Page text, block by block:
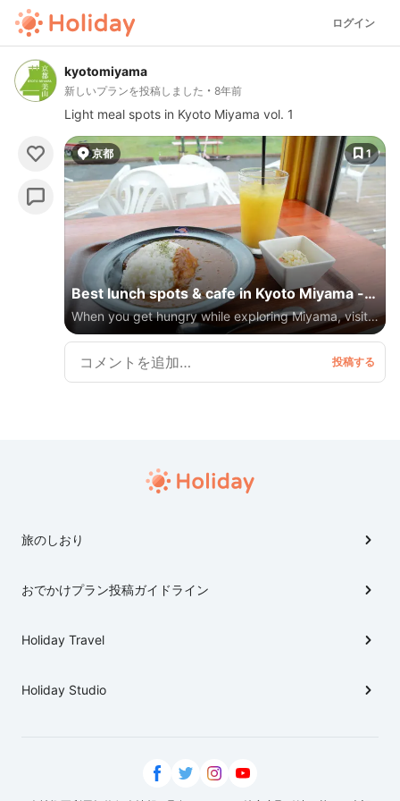
ログイン
kyotomiyama
新しいプランを投稿しました 8年前
Light meal spots in Kyoto Miyama vol. 1
京都 1
Best lunch spots & cafe in Kyoto Miyama -
vol.1
When you get hungry while exploring Miyama, visit
local cafes or restaurants and enjoy light meals and
desserts! Many of them use locally hunted, grown or
collected ingredients in Miyama, all are yummy! !
旅のしおり
おでかけプラン投稿ガイドライン
Holiday Travel
Holiday Studio